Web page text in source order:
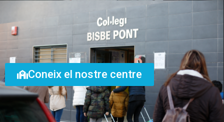
Coneix el nostre centre